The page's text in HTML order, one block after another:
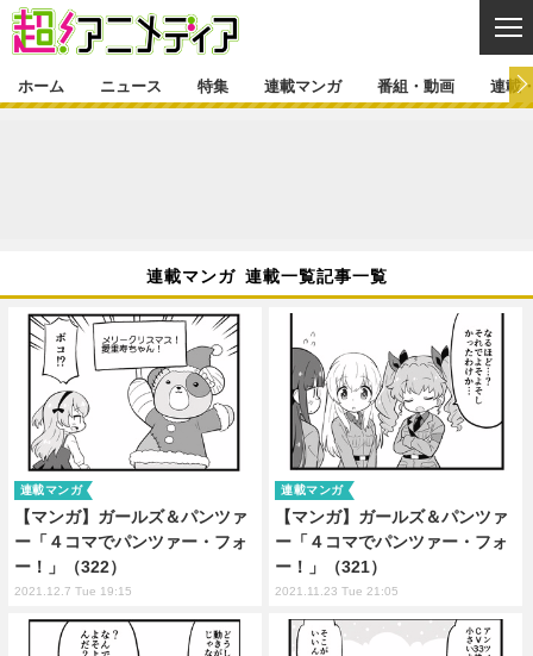
映画 音楽
グッズ
声優 コスプレ
舞台 新帝スタ
インタビュー レポート
ラキりす
連載マンガ一覧 連載一覧
番組・動画一覧
動画
連載・ブログ
連載・ブログ一覧 コラム
編集部ブログ・お知らせ
ホーム ニュース 特集 連載マンガ 番組・動画 連載
連載マンガ 連載一覧記事一覧
【マンガ】ガールズ＆パンツァ
ー「４コマでパンツァー・フォ
ー！」（322）
連載マンガ
2021.12.7 Tue 19:15
【マンガ】ガールズ＆パンツァ
ー「４コマでパンツァー・フォ
ー！」（321）
連載マンガ
2021.11.23 Tue 21:05